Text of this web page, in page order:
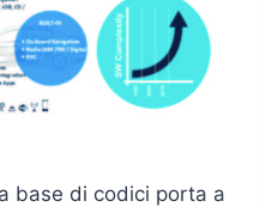
base di codici porta a